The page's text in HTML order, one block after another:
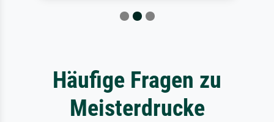
Häufige Fragen zu
Meisterdrucke